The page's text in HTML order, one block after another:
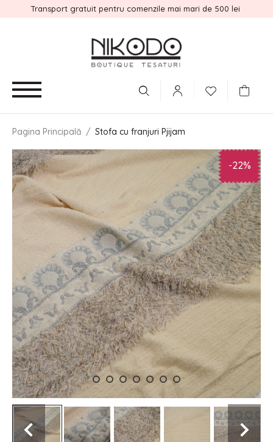
Transport gratuit pentru comenzile mai mari de 500 lei
Pagina Principală / Stofa cu franjuri Pjijam
-22%